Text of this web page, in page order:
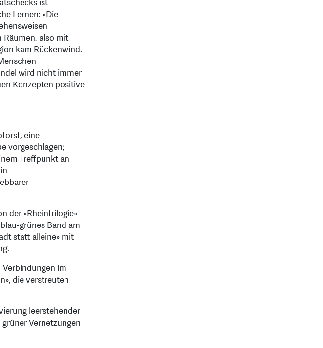
ist
Lernen: «Die
Räumen, also mit
kam Rückenwind.
wird nicht immer
Konzepten positive
eine
vorgeschlagen;
Treffpunkt an
der «Rheintrilogie»
Band am
statt alleine» mit
Verbindungen im
die verstreuten
leerstehender
Vernetzungen